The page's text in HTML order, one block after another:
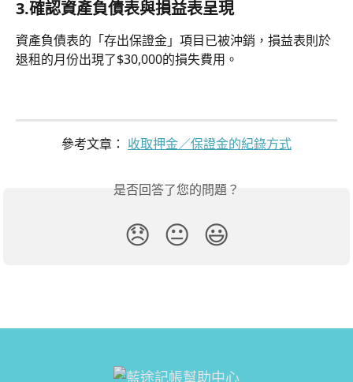
3.確認資產負債表與損益表呈現
資產負債表的「存出保證金」項目已被沖銷，損益表則於
退租的月份出現了$30,000的損失費用。
參考文章： 收取押金／保證金的紀錄方式
是否回答了您的問題？
😞 😐 😃